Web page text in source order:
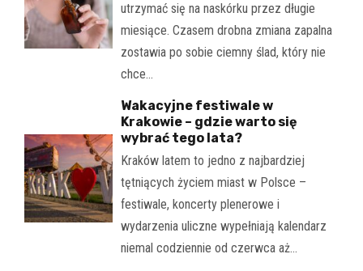
utrzymać się na naskórku przez długie
miesiące. Czasem drobna zmiana zapalna
zostawia po sobie ciemny ślad, który nie
chce…
Wakacyjne festiwale w
Krakowie – gdzie warto się
wybrać tego lata?
Kraków latem to jedno z najbardziej
tętniących życiem miast w Polsce –
festiwale, koncerty plenerowe i
wydarzenia uliczne wypełniają kalendarz
niemal codziennie od czerwca aż…